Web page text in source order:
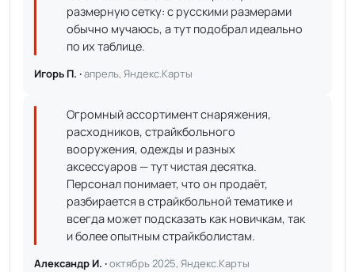
размерную сетку: с русскими размерами
обычно мучаюсь, а тут подобрал идеально
по их таблице.
Игорь П. ·апрель, Яндекс.Карты
Огромный ассортимент снаряжения,
расходников, страйкбольного
вооружения, одежды и разных
аксессуаров — тут чистая десятка.
Персонал понимает, что он продаёт,
разбирается в страйкбольной тематике и
всегда может подсказать как новичкам, так
и более опытным страйкболистам.
Александр И. ·октябрь 2025, Яндекс.Карты